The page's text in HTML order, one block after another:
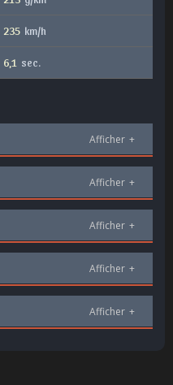
235 km/h
6,1 sec.
Afficher +
Afficher +
Afficher +
Afficher +
Afficher +